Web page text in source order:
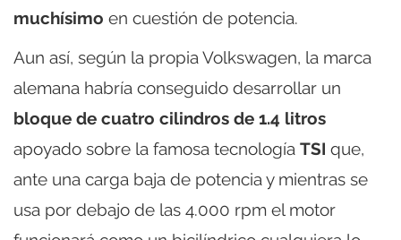
muchísimo en cuestión de potencia.
Aun así, según la propia Volkswagen, la marca
alemana habría conseguido desarrollar un
bloque de cuatro cilindros de 1.4 litros
apoyado sobre la famosa tecnología TSI que,
ante una carga baja de potencia y mientras se
usa por debajo de las 4.000 rpm el motor